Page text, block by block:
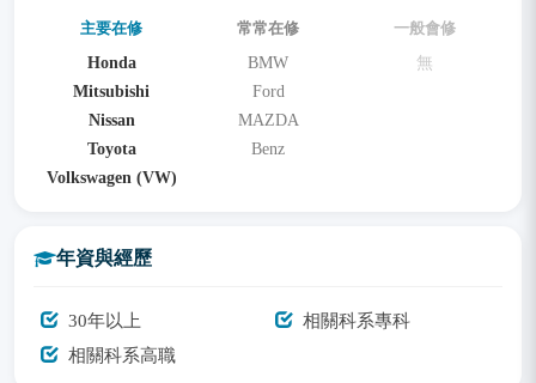
主要在修
Honda
Mitsubishi
Nissan
Toyota
Volkswagen (VW)
常常在修
BMW
Ford
MAZDA
Benz
一般會修
無
年資與經歷
30年以上
相關科系專科
相關科系高職